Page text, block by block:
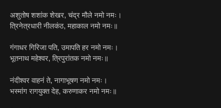
अशुतोष शशांक शेखर, चंद्र मौले नमो नमः।
त्रिनेत्रधारी नीलकंठ, महाकाल नमो नमः॥
गंगाधर गिरिजा पति, उमापति हर नमो नमः।
भूतनाथ महेश्वर, त्रिपुरांतक नमो नमः॥
नंदीश्वर वाहनं ते, नागाभूषण नमो नमः।
भस्मांग रागयुक्त देह, करुणाकर नमो नमः॥